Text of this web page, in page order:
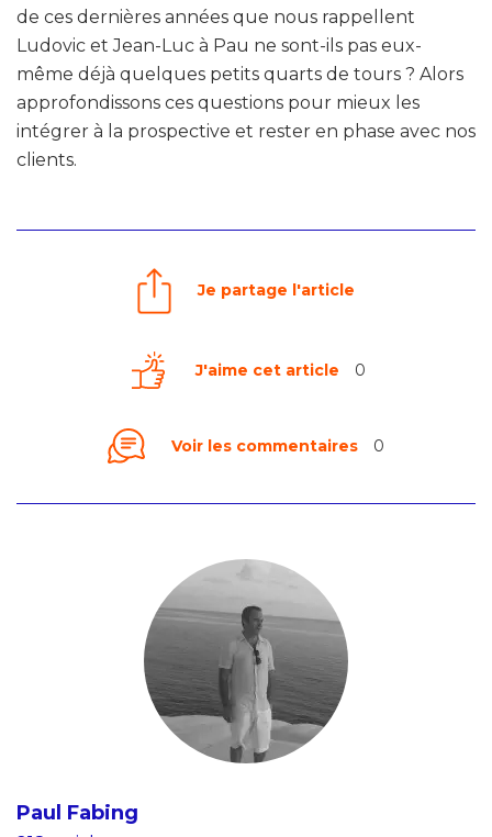
de ces dernières années que nous rappellent
Ludovic et Jean-Luc à Pau ne sont-ils pas eux-
même déjà quelques petits quarts de tours ? Alors
approfondissons ces questions pour mieux les
intégrer à la prospective et rester en phase avec nos
clients.
Je partage l'article
J'aime cet article 0
Voir les commentaires 0
Paul Fabing